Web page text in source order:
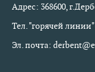
Адрес: 368600,
Тел. "горячей
Эл. почта: